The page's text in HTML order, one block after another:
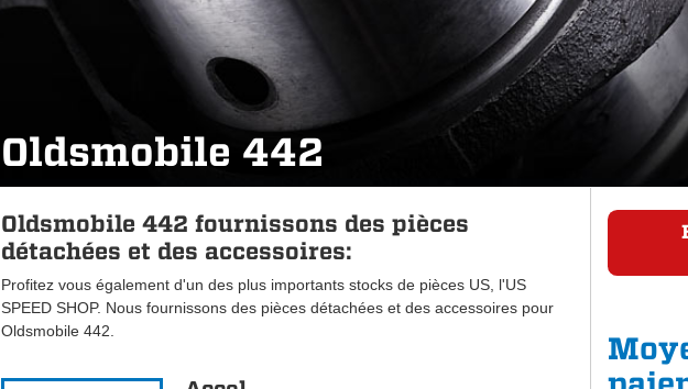
Oldsmobile 442
Oldsmobile 442 fournissons des pièces
détachées et des accessoires:
Profitez vous également d'un des plus importants stocks de pièces US, l'US
SPEED SHOP. Nous fournissons des pièces détachées et des accessoires pour
Oldsmobile 442.